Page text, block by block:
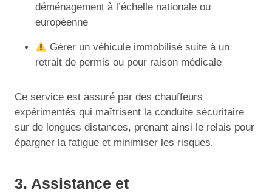
déménagement à l’échelle nationale ou
européenne
Gérer un véhicule immobilisé suite à un
retrait de permis ou pour raison médicale
Ce service est assuré par des chauffeurs
expérimentés qui maîtrisent la conduite sécuritaire
sur de longues distances, prenant ainsi le relais pour
épargner la fatigue et minimiser les risques.
3. Assistance et